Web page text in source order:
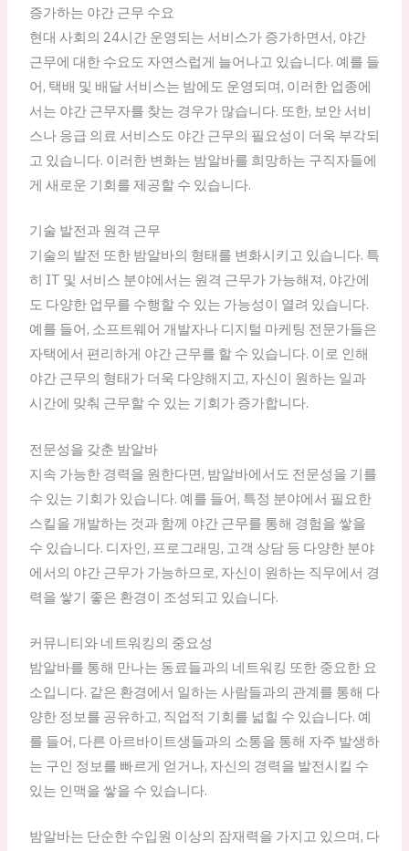
증가하는 야간 근무 수요
현대 사회의 24시간 운영되는 서비스가 증가하면서, 야간
근무에 대한 수요도 자연스럽게 늘어나고 있습니다. 예를 들
어, 택배 및 배달 서비스는 밤에도 운영되며, 이러한 업종에
서는 야간 근무자를 찾는 경우가 많습니다. 또한, 보안 서비
스나 응급 의료 서비스도 야간 근무의 필요성이 더욱 부각되
고 있습니다. 이러한 변화는 밤알바를 희망하는 구직자들에
게 새로운 기회를 제공할 수 있습니다.
기술 발전과 원격 근무
기술의 발전 또한 밤알바의 형태를 변화시키고 있습니다. 특
히 IT 및 서비스 분야에서는 원격 근무가 가능해져, 야간에
도 다양한 업무를 수행할 수 있는 가능성이 열려 있습니다.
예를 들어, 소프트웨어 개발자나 디지털 마케팅 전문가들은
자택에서 편리하게 야간 근무를 할 수 있습니다. 이로 인해
야간 근무의 형태가 더욱 다양해지고, 자신이 원하는 일과
시간에 맞춰 근무할 수 있는 기회가 증가합니다.
전문성을 갖춘 밤알바
지속 가능한 경력을 원한다면, 밤알바에서도 전문성을 기를
수 있는 기회가 있습니다. 예를 들어, 특정 분야에서 필요한
스킬을 개발하는 것과 함께 야간 근무를 통해 경험을 쌓을
수 있습니다. 디자인, 프로그래밍, 고객 상담 등 다양한 분야
에서의 야간 근무가 가능하므로, 자신이 원하는 직무에서 경
력을 쌓기 좋은 환경이 조성되고 있습니다.
커뮤니티와 네트워킹의 중요성
밤알바를 통해 만나는 동료들과의 네트워킹 또한 중요한 요
소입니다. 같은 환경에서 일하는 사람들과의 관계를 통해 다
양한 정보를 공유하고, 직업적 기회를 넓힐 수 있습니다. 예
를 들어, 다른 아르바이트생들과의 소통을 통해 자주 발생하
는 구인 정보를 빠르게 얻거나, 자신의 경력을 발전시킬 수
있는 인맥을 쌓을 수 있습니다.
밤알바는 단순한 수입원 이상의 잠재력을 가지고 있으며, 다